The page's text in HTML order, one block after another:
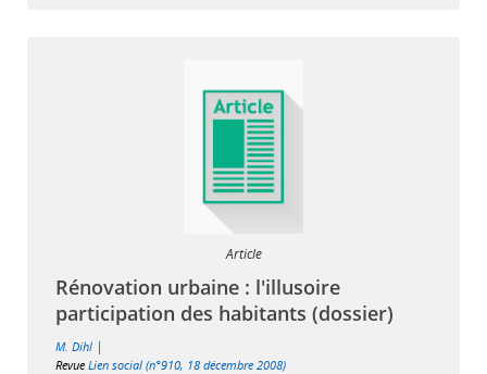
Article
Rénovation urbaine : l'illusoire
participation des habitants (dossier)
M. Dihl |
Revue Lien social (n°910, 18 décembre 2008)